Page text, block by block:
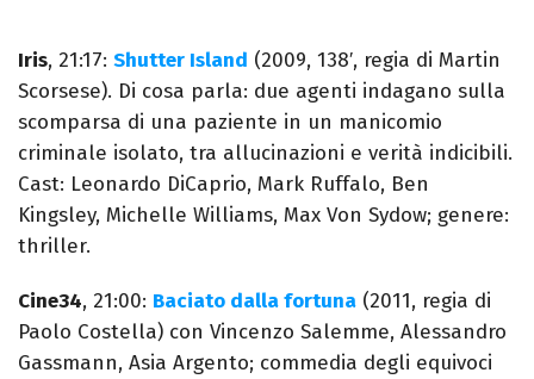
Iris, 21:17: Shutter Island (2009, 138′, regia di Martin
Scorsese). Di cosa parla: due agenti indagano sulla
scomparsa di una paziente in un manicomio
criminale isolato, tra allucinazioni e verità indicibili.
Cast: Leonardo DiCaprio, Mark Ruffalo, Ben
Kingsley, Michelle Williams, Max Von Sydow; genere:
thriller.
Cine34, 21:00: Baciato dalla fortuna (2011, regia di
Paolo Costella) con Vincenzo Salemme, Alessandro
Gassmann, Asia Argento; commedia degli equivoci